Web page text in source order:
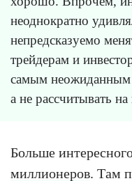
неоднократно
непредсказуемо
трейдерам и
самым неожиданным
а не рассчитывать
Больше
миллионеров. Там